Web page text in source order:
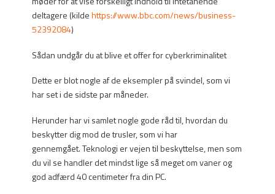
deltagere (kildehttps://www.bbc.com/news/business-
52392084)
Sådan undgår du at blive et offer for cyberkriminalitet
Dette er blot nogle af de eksempler på svindel, som vi
har set i de sidste par måneder.
Herunder har vi samlet nogle gode råd til, hvordan du
beskytter dig mod de trusler, som vi har
gennemgået. Teknologi er vejen til beskyttelse, men som
du vil se handler det mindst lige så meget om vaner og
god adfærd 40 centimeter fra din PC.